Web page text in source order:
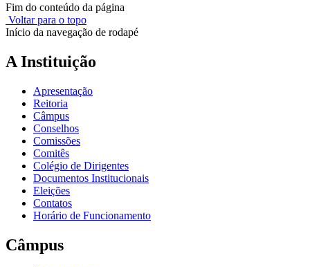
Fim do conteúdo da página
Voltar para o topo
Início da navegação de rodapé
A Instituição
Apresentação
Reitoria
Câmpus
Conselhos
Comissões
Comitês
Colégio de Dirigentes
Documentos Institucionais
Eleições
Contatos
Horário de Funcionamento
Câmpus